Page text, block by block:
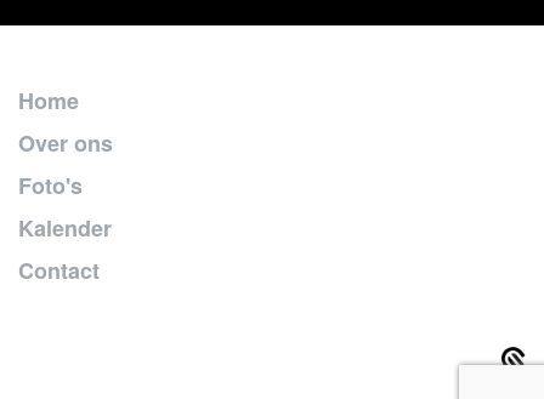
Home
Over ons
Foto's
Kalender
Contact